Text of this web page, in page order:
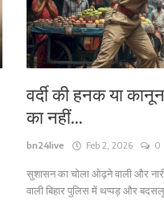
वर्दी की हनक या
का नहीं...
bn24live Feb 2, 2026 0
सुशासन का चोला ओढ़ने वाली और
वाली बिहार पुलिस में थप्पड़ और